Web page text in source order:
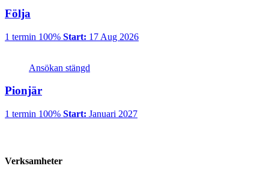
Följa
1 termin 100% Start: 17 Aug 2026
Ansökan stängd
Pionjär
1 termin 100% Start: Januari 2027
Verksamheter